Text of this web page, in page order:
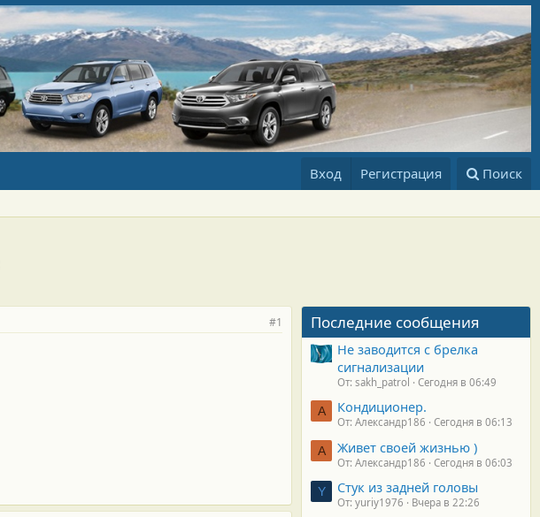
Вход Регистрация Поиск
#1 Последние сообщения
Не заводится с брелка
сигнализации
От: sakh_patrol Сегодня в 06:49
А Кондиционер.
От: Александр186 Сегодня в 06:13
А Живет своей жизнью )
От: Александр186 Сегодня в 06:03
Y Стук из задней головы
От: yuriy1976 Вчера в 22:26